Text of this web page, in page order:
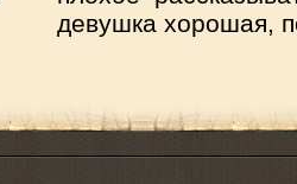
девушка хорошая,